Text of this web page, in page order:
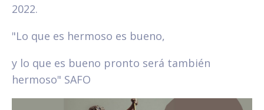
2022.
"Lo que es hermoso es bueno,
y lo que es bueno pronto será también
hermoso" SAFO